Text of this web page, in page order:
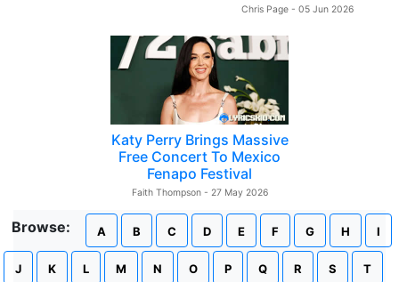
Chris Page - 05 Jun 2026
Katy Perry Brings Massive
Free Concert To Mexico
Fenapo Festival
Faith Thompson - 27 May 2026
Browse: A B C D E F G H I
J K L M N O P Q R S T